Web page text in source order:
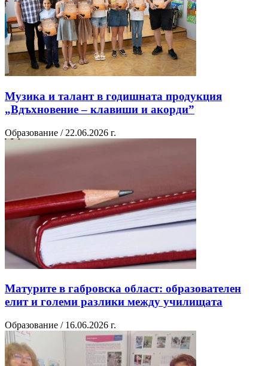
Музика и талант в годишната продукция
„Вдъхновение – клавиши и акорди”
Образование / 22.06.2026 г.
Матурите в габровска област: образователен
елит и големи разлики между училищата
Образование / 16.06.2026 г.